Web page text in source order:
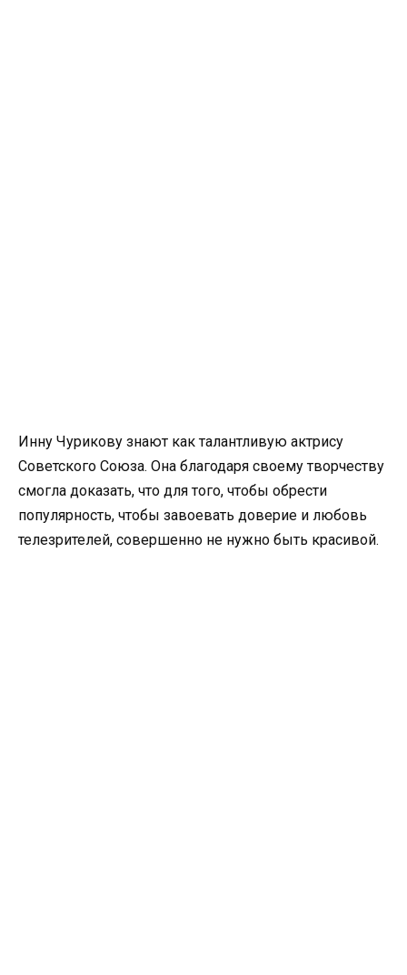
Инну Чурикову знают как талантливую актрису
Советского Союза. Она благодаря своему творчеству
смогла доказать, что для того, чтобы обрести
популярность, чтобы завоевать доверие и любовь
телезрителей, совершенно не нужно быть красивой.